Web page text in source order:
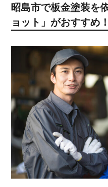
昭島市で板金塗装を
ョット」がおすすめ！